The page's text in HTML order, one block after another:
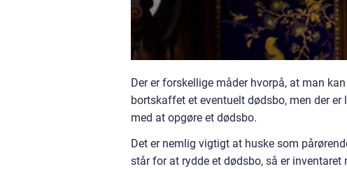
Der er forskellige måder hvorpå, at man
bortskaffet et eventuelt dødsbo, men der
med at opgøre et dødsbo.
Det er nemlig vigtigt at huske som
står for at rydde et dødsbo, så er